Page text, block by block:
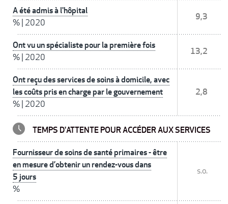
A été admis à l'hôpital
% 2020
9,3
Ont vu un spécialiste pour la première fois
% 2020
13,2
Ont reçu des services de soins à domicile, avec
les coûts pris en charge par le gouvernement
% 2020
2,8
TEMPS D'ATTENTE POUR ACCÉDER AUX SERVICES
Fournisseur de soins de santé primaires - être
en mesure d’obtenir un rendez-vous dans
5 jours
%
s.o.